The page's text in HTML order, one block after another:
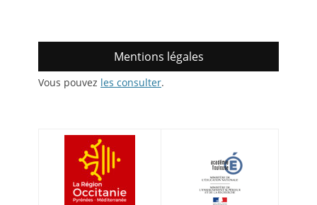
Mentions légales
Vous pouvez les consulter.